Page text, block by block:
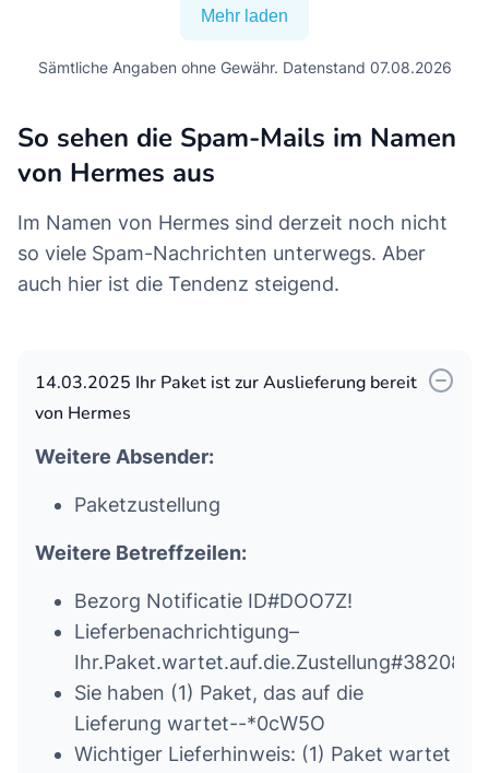
Mehr laden
Sämtliche Angaben ohne Gewähr. Datenstand 07.08.2026
So sehen die Spam-Mails im Namen
von Hermes aus
Im Namen von Hermes sind derzeit noch nicht
so viele Spam-Nachrichten unterwegs. Aber
auch hier ist die Tendenz steigend.
14.03.2025 I­hr Pa­ke­t­ is­t­ zur­ Au­s­lief­er­u­ng­ be­rei­t
von Hermes
Weitere Absender:
Paketzustellung
Weitere Betreffzeilen:
Bezorg Notificatie ID#DOO7Z!
Lieferbenachrichtigung–
Ihr.Paket.wartet.auf.die.Zustellung#382087
Sie haben (1) Paket, das auf die
Lieferung wartet--*0cW5O
Wichtiger Lieferhinweis: (1) Paket wartet